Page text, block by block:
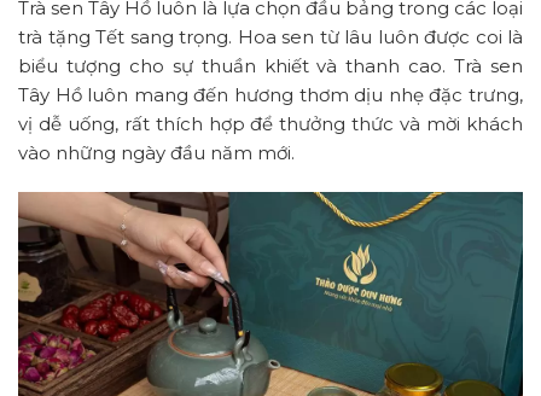
Trà sen Tây Hồ luôn là lựa chọn đầu bảng trong các loại
trà tặng Tết sang trọng. Hoa sen từ lâu luôn được coi là
biểu tượng cho sự thuần khiết và thanh cao. Trà sen
Tây Hồ luôn mang đến hương thơm dịu nhẹ đặc trưng,
vị dễ uống, rất thích hợp để thưởng thức và mời khách
vào những ngày đầu năm mới.